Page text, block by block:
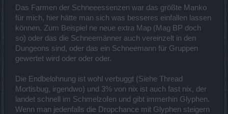
Das Farmen der Schneeessenzen war das größte Manko
für mich, hier hätte man sich was besseres einfallen lassen
können. Zum Beispiel ne neue extra Map (Mag BP doch
so) oder das die Schneemänner auch vereinzelt in den
Dungeons sind, oder das ein Schneemann für Gruppen
gewertet wird oder oder oder.
Die Endbelohnung ist wohl verbuggt (Siehe Thread
Mortisbug, irgendwo) und 3% von nix ist auch fast nix, der
landet schnell im Schmelzofen und gibt immerhin Glyphen.
Wenn man jedenfalls die Dropchance mit Glyphen steigern